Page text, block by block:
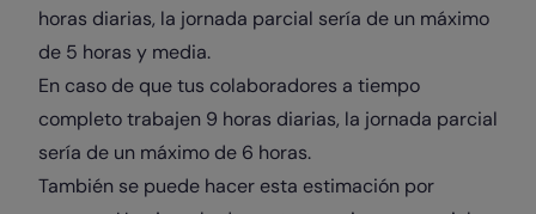
horas diarias, la jornada parcial sería de un máximo
de 5 horas y media.
En caso de que tus colaboradores a tiempo
completo trabajen 9 horas diarias, la jornada parcial
sería de un máximo de 6 horas.
También se puede hacer esta estimación por